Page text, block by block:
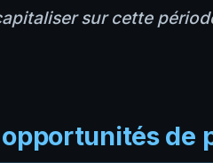
sur cette
de